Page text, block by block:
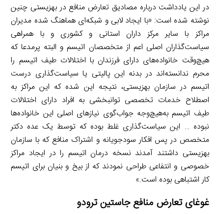
در این یادداشت درباره مصادیق تعارض منافع در بهزیستی چنین
نوشته شده است: «با ایجاد لابی و شبکه‌ای هماهنگ شده مدیران
مراکز با سایر مرکز داران استانی و کشوری و با همراهی
سیاست‌گذاران اصلی اعم از متخصصان اتیسم و البته پرمدعا که
هیچ‌وقت خانواده‌های دارای فرزندان با اختلالات طیف اتیسم را
محرم ندانسته‌اند در بدنه این پالیتی یا سیاست‌گذاری درست
اتیسم در سازمان بهزیستی، نتیجه این شده که این مراکز به
اصطلاح خدمات تخصصی توانبخشی به افراد دارای اختلالات
طیف اتیسم به‌هیچ‌وجه جواب‌گوی نیازهای اصلی این خانواده‌ها
نبوده … این سیاست‌گذاری غلط بوده که توسط یک عده دکتر
متخصص در پس افکار سودجویانه و اشتراک منافع که با سازمان
بهزیستی داشتند آمدند نسخه درمان اتیسم را در ایجاد مراکز
خصوصی و انتفاعی طراحی نمودند که از بیخ و بنیان برای اتیسم
کار اشتباهی بوده است.»
غوغای تعارض منافع جاستین ترودو